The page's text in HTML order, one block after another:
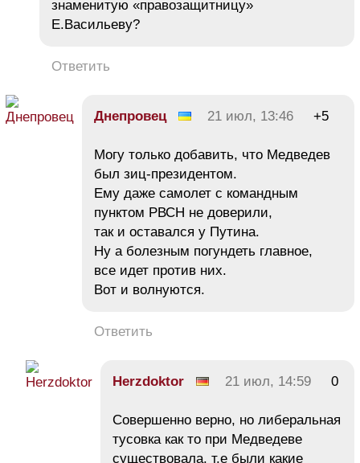
знаменитую «правозащитницу»
Е.Васильеву?
Ответить
Днепровец 21 июл, 13:46 +5
Могу только добавить, что Медведев
был зиц-президентом.
Ему даже самолет с командным
пунктом РВСН не доверили,
так и оставался у Путина.
Ну а болезным погундеть главное,
все идет против них.
Вот и волнуются.
Ответить
Herzdoktor 21 июл, 14:59 0
Совершенно верно, но либеральная
тусовка как то при Медведеве
существовала. т.е были какие